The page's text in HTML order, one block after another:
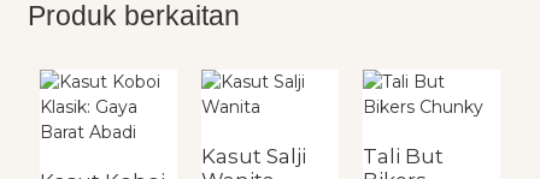
Produk berkaitan
Kasut Salji
Tali But